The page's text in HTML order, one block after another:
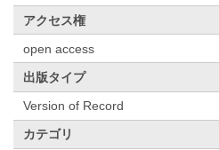
アクセス権
open access
出版タイプ
Version of Record
カテゴリ